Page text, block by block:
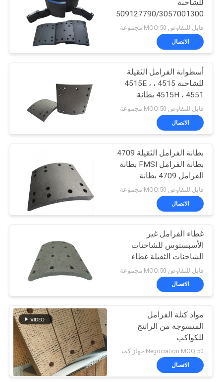
POLICY
مادة بطانة الفرامل
المنسوجة
29
بطانة الفرامل
الصناعية
29
طوقا الختم الدائري
10
17
للشاحنة
19094/0509127790/3057001300
BPW بطانة الفرامل الخالية
من الأسبستوس
قابل للتفاوض MOQ:50 مجموعة
الاتصال
أسطوانة الفرامل الثقيلة
للشاحنة 4515 ، 4515E ،
4515H ، 4551 بطانة
الفرامل 4515 بطانة
الفرامل
قابل للتفاوض MOQ:50 مجموعة
الاتصال
بطانة الفرامل الثقيلة 4709
بطانة الفرامل FMSI بطانة
الفرامل 4709 بطانة
الفرامل
قابل للتفاوض MOQ:50 مجموعة
الاتصال
غطاء الفرامل غير
الأسبستوس للشاحنات
الشاحنات الثقيلة غطاء
الفرامل 19933 غطاء
الفرامل
قابل للتفاوض MOQ:50 مجموعة
الاتصال
مواد كتلة الفرامل
المنسوجة من الراتنج
للكواكب
Negociation MOQ:50 جهاز كمبيوتر شخصى
الاتصال